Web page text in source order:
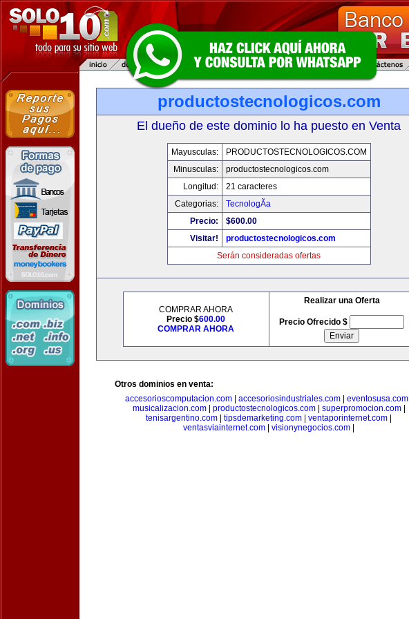
productostecnologicos.com
El dueño de este dominio lo ha puesto en Venta
Mayusculas:
PRODUCTOSTECNOLOGICOS.COM
Minusculas:
productostecnologicos.com
Longitud:
21 caracteres
Categorias:
TecnologÃ­a
Precio:
$600.00
Visitar!
productostecnologicos.com
Serán consideradas ofertas
COMPRAR AHORA
Precio $600.00
COMPRAR AHORA
Realizar una Oferta
Precio Ofrecido $
Otros dominios en venta:
accesorioscomputacion.com
accesoriosindustriales.com eventosusa.com
musicalizacion.com| productostecnologicos.com| superpromocion.com|
tenisargentino.com
tipsdemarketing.com ventaporinternet.com
ventasviainternet.com
visionynegocios.com